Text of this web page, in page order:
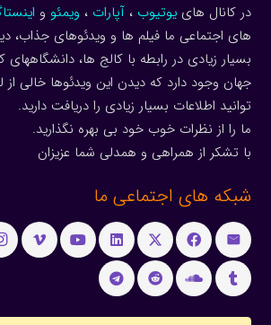
در کانال هاییوتیوب ، آپارات ، ویمئو و
های اجتماعی ما فیلم ها و ویدئوهای جذاب،
بسیار زیادی در رابطه با کالج ها،
جهان وجود دارد که دیدن این ویدئوها خالی
توانید اطلاعات بسیار زیادی را دریافت دارید.
ما را از نظرات خوب خود بی بهره نگذارید.
با تشکر از همراهی و همدلی شما عزیزان
شبکه های اجتماعی ما